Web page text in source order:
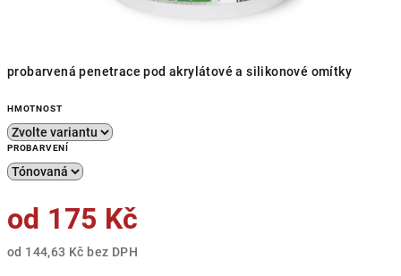
probarvená penetrace pod akrylátové a silikonové omítky
HMOTNOST
PROBARVENÍ
od 175 Kč
od 144,63 Kč bez DPH